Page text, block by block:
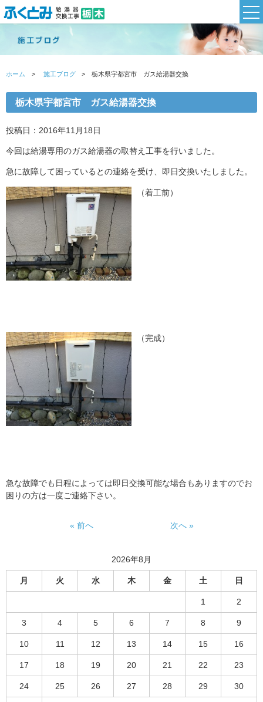
ホーム 施工ブログ 栃木県宇都宮市 ガス給湯器交換
栃木県宇都宮市 ガス給湯器交換
投稿日：2016年11月18日
今回は給湯専用のガス給湯器の取替え工事を行いました。
急に故障して困っているとの連絡を受け、即日交換いたしました。
（着工前）
（完成）
急な故障でも日程によっては即日交換可能な場合もありますのでお
困りの方は一度ご連絡下さい。
« 前へ 次へ »
2026年8月
月 火 水 木 金 土 日
1 2
3 4 5 6 7 8 9
10 11 12 13 14 15 16
17 18 19 20 21 22 23
24 25 26 27 28 29 30